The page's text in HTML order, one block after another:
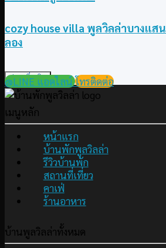
cozy house villa พูลวิลล่าบางแส
ลอง
อ่านเพิ่มเติม
@LINE แอดไลน์โทรติดต่อ
เมนูหลัก
หน้าแรก
บ้านพักพูลวิลล่า
รีวิวบ้านพัก
สถานที่เที่ยว
คาเฟ่
ร้านอาหาร
บ้านพูลวิลล่าทั้งหมด